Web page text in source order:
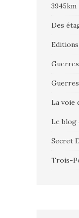
3945km
Des
La voie
Le blog
Secret
Trois-